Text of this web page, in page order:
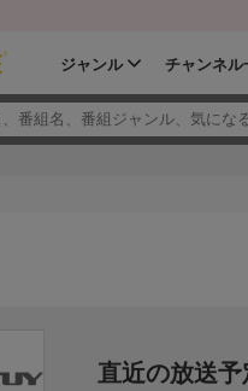
ジャンル チャンネル
直近の放送